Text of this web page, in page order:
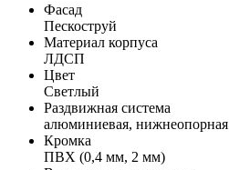
Фасад
Пескоструй
Материал корпуса
ЛДСП
Цвет
Светлый
Раздвижная система
алюминиевая, нижнеопорная
Кромка
ПВХ (0,4 мм, 2 мм)